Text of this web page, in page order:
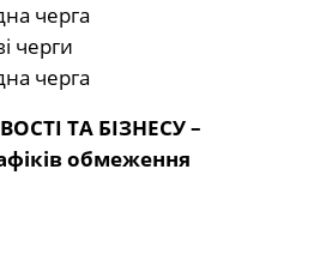
черга
черги
черга
ТА БІЗНЕСУ –
обмеження